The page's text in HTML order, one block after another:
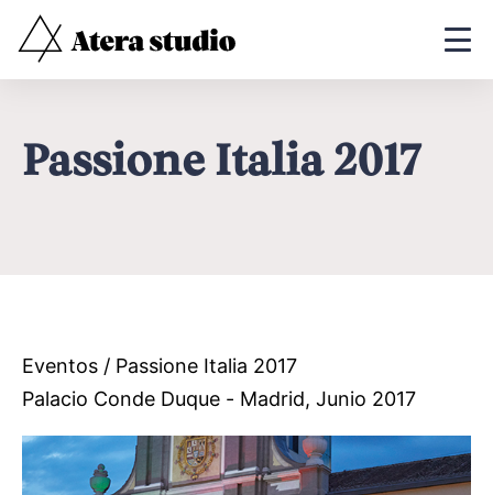
Passione Italia 2017
Eventos / Passione Italia 2017
Palacio Conde Duque - Madrid, Junio 2017